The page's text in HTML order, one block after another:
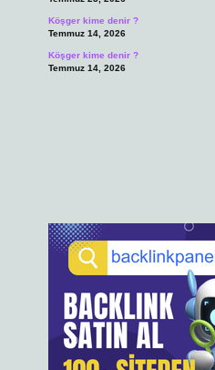
Köşger kime denir ?
Temmuz 14, 2026
Köşger kime denir ?
Temmuz 14, 2026